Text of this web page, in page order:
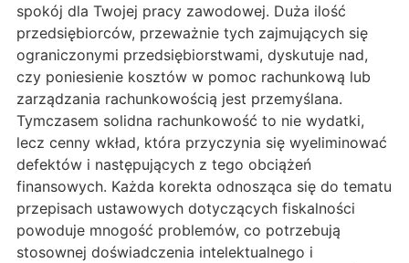
spokój dla Twojej pracy zawodowej. Duża ilość
przedsiębiorców, przeważnie tych zajmujących się
ograniczonymi przedsiębiorstwami, dyskutuje nad,
czy poniesienie kosztów w pomoc rachunkową lub
zarządzania rachunkowością jest przemyślana.
Tymczasem solidna rachunkowość to nie wydatki,
lecz cenny wkład, która przyczynia się wyeliminować
defektów i następujących z tego obciążeń
finansowych. Każda korekta odnosząca się do tematu
przepisach ustawowych dotyczących fiskalności
powoduje mnogość problemów, co potrzebują
stosownej doświadczenia intelektualnego i